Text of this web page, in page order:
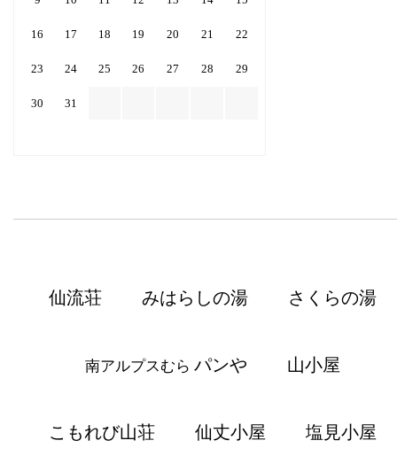
16 17 18 19 20 21 22
23 24 25 26 27 28 29
30 31
仙流荘 みはらしの湯 さくらの湯
南アルプスむら パンや 山小屋
こもれび山荘 仙丈小屋 塩見小屋